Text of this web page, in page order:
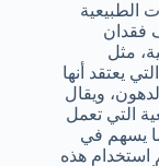
الطبيعية
فقدان
مثل
يعتقد أنها
ويقال
التي تعمل
يسهم في
هذه